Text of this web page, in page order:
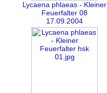
Lycaena phlaeas - Kleiner
Feuerfalter 08
17.09.2004